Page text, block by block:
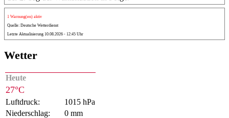
1 Warnung(en) aktiv
Quelle: Deutsche Wetterdienst
Letzte Aktualisierung 10.08.2026 - 12:45 Uhr
Wetter
Heute
27°C
Luftdruck:
1015 hPa
Niederschlag:
0 mm